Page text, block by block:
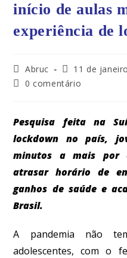
início de aulas
experiência de
Abruc 11 de
0 comentário
Pesquisa feita na
lockdown no país,
minutos a mais por
atrasar horário de
ganhos de saúde e
Brasil.
A pandemia não
adolescentes, com o